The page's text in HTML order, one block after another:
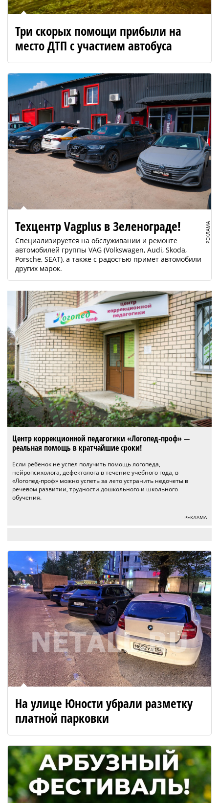
Три скорых помощи прибыли на
место ДТП с участием автобуса
РЕКЛАМА
Техцентр Vagplus в Зеленограде!
Специализируется на обслуживании и ремонте
автомобилей группы VAG (Volkswagen, Audi, Skoda,
Porsche, SEAT), а также с радостью примет автомобили
других марок.
Центр коррекционной педагогики «Логопед-проф» —
реальная помощь в кратчайшие сроки!
Если ребенок не успел получить помощь логопеда,
нейропсихолога, дефектолога в течение учебного года, в
«Логопед-проф» можно успеть за лето устранить недочеты в
речевом развитии, трудности дошкольного и школьного
обучения.
РЕКЛАМА
На улице Юности убрали разметку
платной парковки